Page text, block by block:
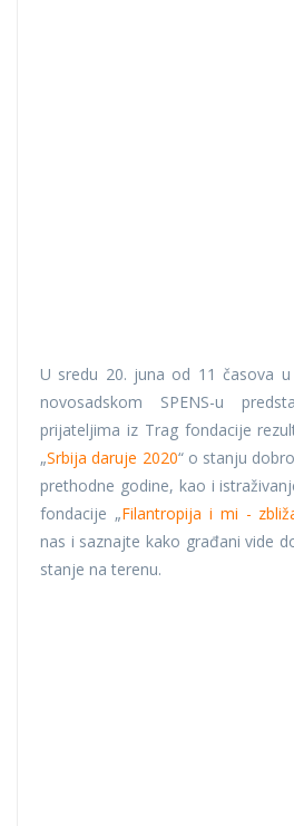
U sredu 20. juna od 11 časova
novosadskom SPENS-u
prijateljima iz Trag fondacije
„Srbija daruje 2020“ o stanju
prethodne godine, kao i
fondacije „Filantropija i mi -
nas i saznajte kako građani vide
stanje na terenu.